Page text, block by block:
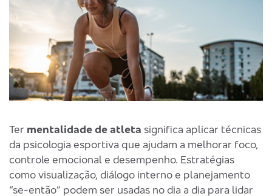
Ter mentalidade de atleta significa aplicar técnicas
da psicologia esportiva que ajudam a melhorar foco,
controle emocional e desempenho. Estratégias
como visualização, diálogo interno e planejamento
“se-então” podem ser usadas no dia a dia para lidar